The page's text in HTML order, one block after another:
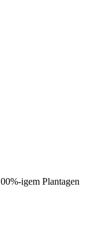
igem Plantagen